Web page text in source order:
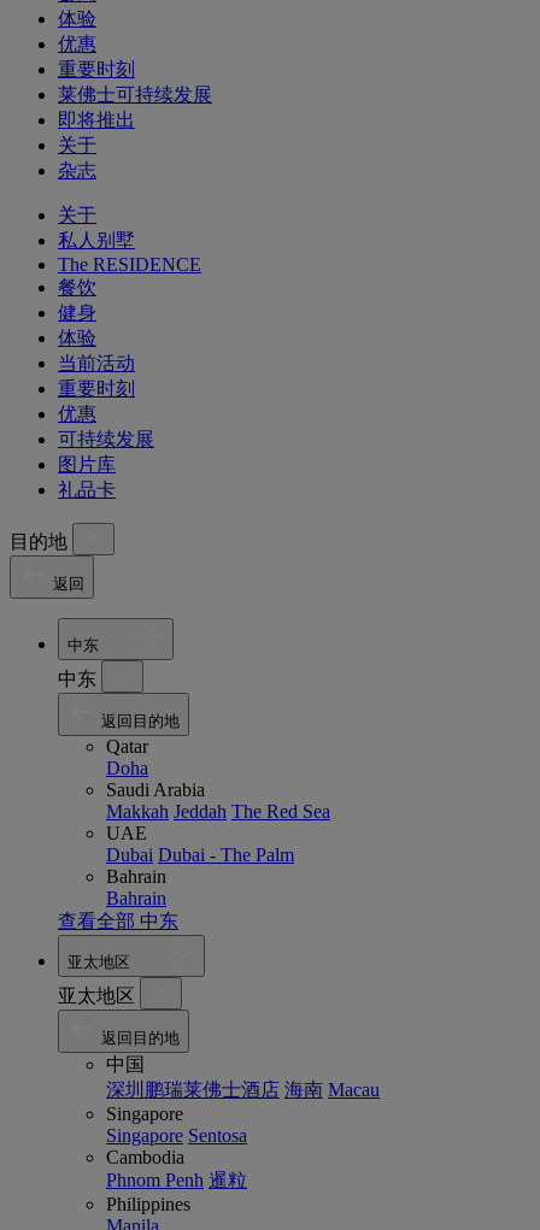
体验
优惠
重要时刻
莱佛士可持续发展
即将推出
关于
杂志
关于
私人别墅
The RESIDENCE
餐饮
健身
体验
当前活动
重要时刻
优惠
可持续发展
图片库
礼品卡
目的地
返回
中东
中东
返回目的地
Qatar
Doha
Saudi Arabia
Makkah Jeddah The Red Sea
UAE
Dubai Dubai - The Palm
Bahrain
Bahrain
查看全部 中东
亚太地区
亚太地区
返回目的地
中国
深圳鹏瑞莱佛士酒店 海南 Macau
Singapore
Singapore Sentosa
Cambodia
Phnom Penh 暹粒
Philippines
Manila